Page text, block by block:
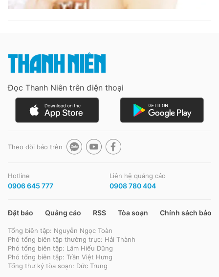
Đọc Thanh Niên trên điện thoại
Theo dõi báo trên
Hotline
0906 645 777
Liên hệ quảng cáo
0908 780 404
Đặt báo Quảng cáo RSS Tòa soạn Chính sách bảo
Tổng biên tập: Nguyễn Ngọc Toàn
Phó tổng biên tập thường trực: Hải Thành
Phó tổng biên tập: Lâm Hiếu Dũng
Phó tổng biên tập: Trần Việt Hưng
Tổng thư ký tòa soạn: Đức Trung